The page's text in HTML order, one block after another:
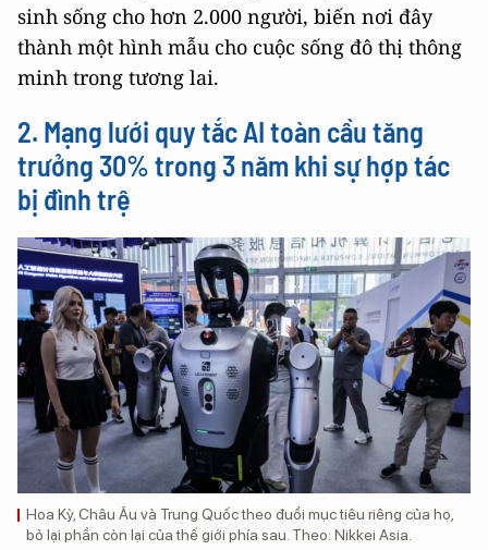
sinh sống cho hơn 2.000 người, biến nơi đây
thành một hình mẫu cho cuộc sống đô thị thông
minh trong tương lai.
2. Mạng lưới quy tắc AI toàn cầu tăng
trưởng 30% trong 3 năm khi sự hợp tác
bị đình trệ
Hoa Kỳ, Châu Âu và Trung Quốc theo đuổi mục tiêu riêng của họ,
bỏ lại phần còn lại của thế giới phía sau. Theo: Nikkei Asia.